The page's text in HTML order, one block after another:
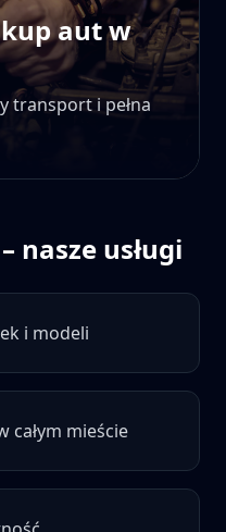
aut w
transport i pełna
– nasze usługi
i modeli
całym mieście